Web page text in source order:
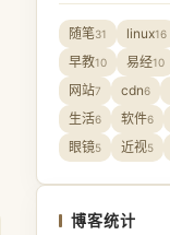
随笔31 linux16
早教10 易经10
网站7 cdn6
生活6 软件6
眼镜5 近视5
博客统计